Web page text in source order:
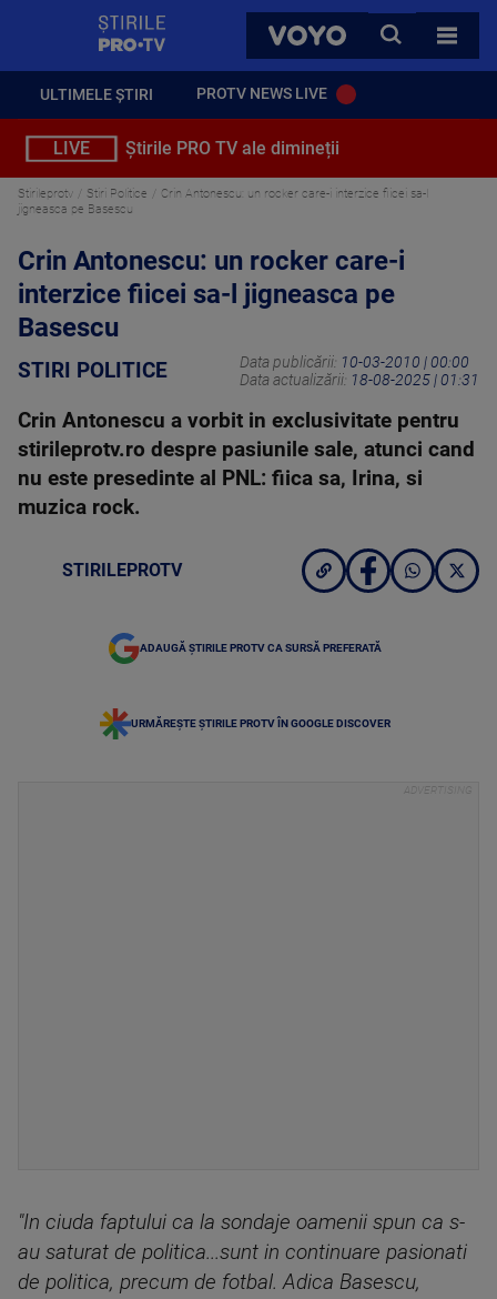
VOYO
CAUTA
TOATE
ULTIMELE ȘTIRI PROTV NEWS LIVE
LIVE Știrile PRO TV ale dimineții
Stirileprotv Stiri Politice
Crin Antonescu: un rocker care-i interzice fiicei sa-l
jigneasca pe Basescu
Crin Antonescu: un rocker care-i
interzice fiicei sa-l jigneasca pe
Basescu
STIRI POLITICE Data publicării: 10-03-2010 | 00:00
Data actualizării: 18-08-2025 | 01:31
Crin Antonescu a vorbit in exclusivitate pentru
stirileprotv.ro despre pasiunile sale, atunci cand
nu este presedinte al PNL: fiica sa, Irina, si
muzica rock.
STIRILEPROTV
ADAUGĂ ȘTIRILE PROTV CA SURSĂ PREFERATĂ
URMĂREȘTE ȘTIRILE PROTV ÎN GOOGLE DISCOVER
"In ciuda faptului ca la sondaje oamenii spun ca s-
au saturat de politica...sunt in continuare pasionati
de politica, precum de fotbal. Adica Basescu,